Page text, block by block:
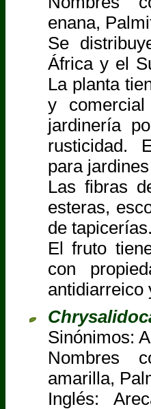
enana,
Se
África y el
La planta
y
jardinería
rusticidad.
para
Las fibras
esteras,
de tapicerías.
El fruto
con
antidiarreico
Sinónimos:
Nombres
amarilla,
Inglés: